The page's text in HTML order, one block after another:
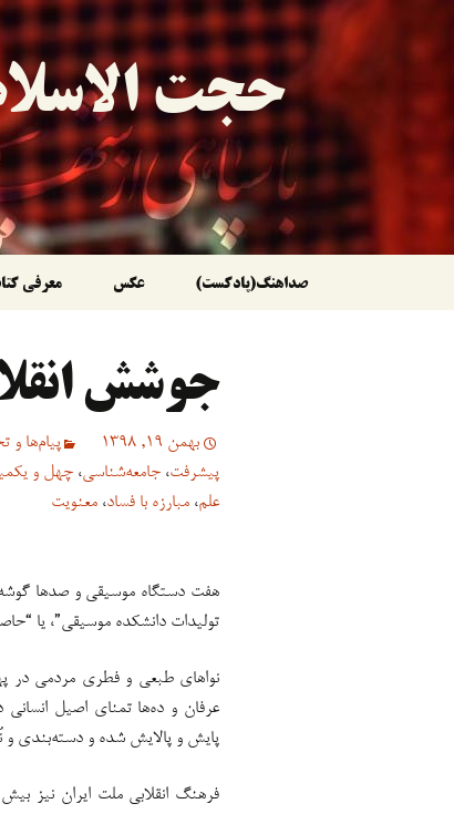
حجت
رفتن
نوشته‌ها
صداهنگ(پادکست) عکس معرفی
جوشش
بهمن 19, 1398 پیام‌ها و
پیشرفت، جامعه‌شناسی، چهل و
علم، مبارزه با فساد، معنویت
هفت دستگاه موسیقی و صدها
تولیدات دانشکده موسیقی”، یا
نواهای طبعی و فطری مردمی در
عرفان و ده‌ها تمنای اصیل
پایش و پالایش شده و دسته‌بندی و
فرهنگ انقلابی ملت ایران نیز